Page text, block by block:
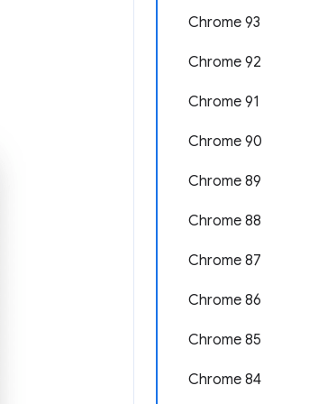
Chrome 93
Chrome 92
Chrome 91
Chrome 90
Chrome 89
Chrome 88
Chrome 87
Chrome 86
Chrome 85
Chrome 84